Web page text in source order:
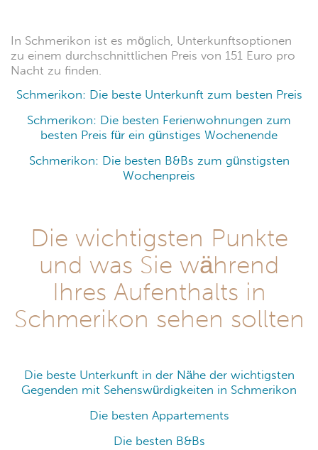
In Schmerikon ist es möglich, Unterkunftsoptionen
zu einem durchschnittlichen Preis von 151 Euro pro
Nacht zu finden.
Schmerikon: Die beste Unterkunft zum besten Preis
Schmerikon: Die besten Ferienwohnungen zum
besten Preis für ein günstiges Wochenende
Schmerikon: Die besten B&Bs zum günstigsten
Wochenpreis
Die wichtigsten Punkte
und was Sie während
Ihres Aufenthalts in
Schmerikon sehen sollten
Die beste Unterkunft in der Nähe der wichtigsten
Gegenden mit Sehenswürdigkeiten in Schmerikon
Die besten Appartements
Die besten B&Bs